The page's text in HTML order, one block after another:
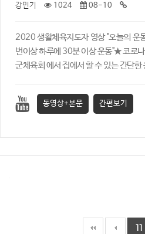
강민기 1024 08-10
2020 생활체육지도자 영상 "오늘의 운
번이상 하루에 30분 이상 운동" ​ ★ 코로
군체육회 에서 집에서 할 수 있는 간단
동영상+본문 간편보기
11